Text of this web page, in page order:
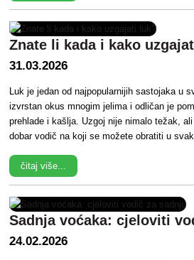
Znate li kada i kako
31.03.2026
Luk je jedan od najpopularnijih sastojaka u
izvrstan okus mnogim jelima i odličan je
prehlade i kašlja. Uzgoj nije nimalo težak,
dobar vodič na koji se možete obratiti u
čitaj više...
Sadnja voćaka: cjeloviti
24.02.2026